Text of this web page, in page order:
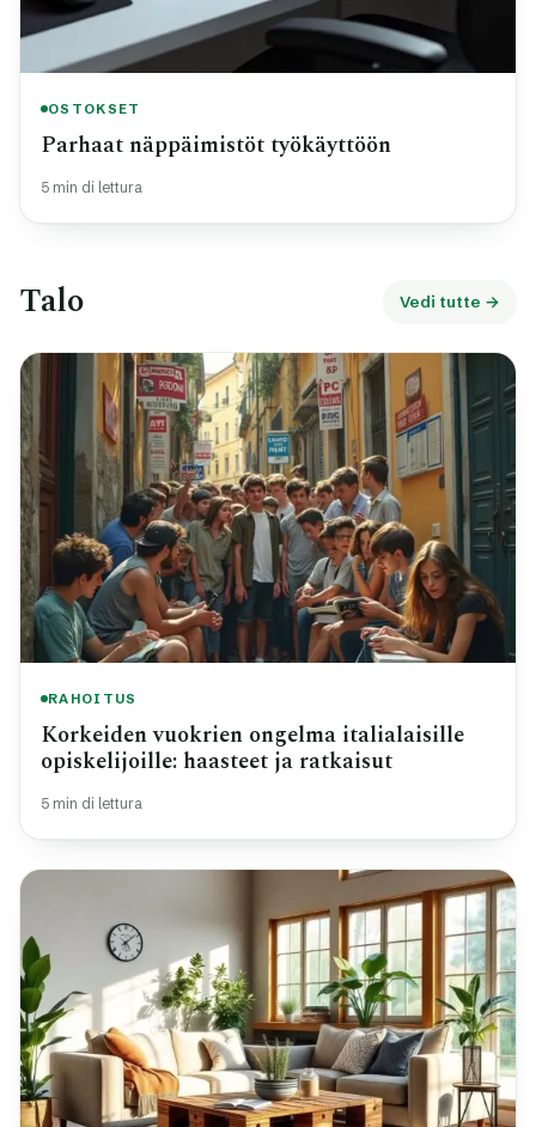
OSTOKSET
Parhaat näppäimistöt työkäyttöön
5 min di lettura
Talo Vedi tutte →
RAHOITUS
Korkeiden vuokrien ongelma italialaisille
opiskelijoille: haasteet ja ratkaisut
5 min di lettura